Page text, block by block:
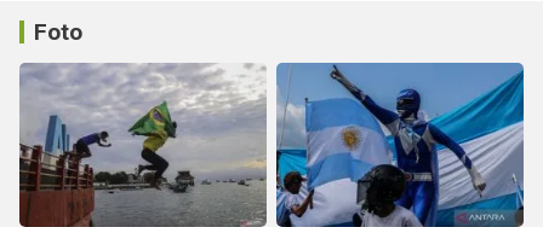
Foto